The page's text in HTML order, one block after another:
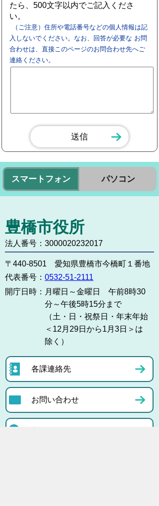
たら、500文字以内でご記入くださ
い。
（ご注意）住所や電話番号などの個人情報は記
入しないでください。なお、回答が必要な お問
合わせは、直接このページのお問合わせ先へご
連絡ください。
スマートフォン パソコン
豊橋市役所
法人番号：3000020232017
〒440-8501 愛知県豊橋市今橋町１番地
代表番号： 0532-51-2111
開庁日時： 月曜日～金曜日 午前8時30
分～午後5時15分まで
（土・日・祝祭日・年末年始
＜12月29日から1月3日＞は
除く）
各課連絡先
お問い合わせ